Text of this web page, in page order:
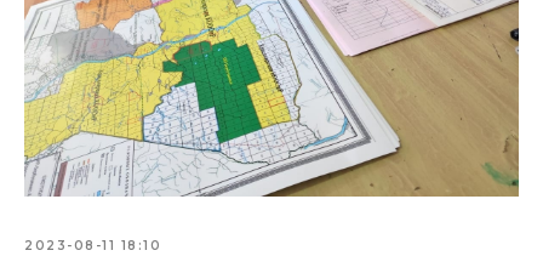
2023-08-11 18:10